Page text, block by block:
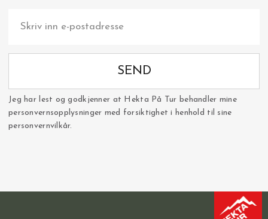
SEND
Jeg har lest og godkjenner at Hekta På Tur behandler mine
personvernsopplysninger med forsiktighet i henhold til sine
personvernvilkår.